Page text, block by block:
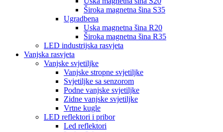
Široka magnetna šina S35
Ugradbena
Uska magnetna šina R20
Široka magnetna šina R35
LED industrijska rasvjeta
Vanjska rasvjeta
Vanjske svjetiljke
Vanjske stropne svjetiljke
Svjetiljke sa senzorom
Podne vanjske svjetiljke
Zidne vanjske svjetiljke
Vrtne kugle
LED reflektori i pribor
Led reflektori